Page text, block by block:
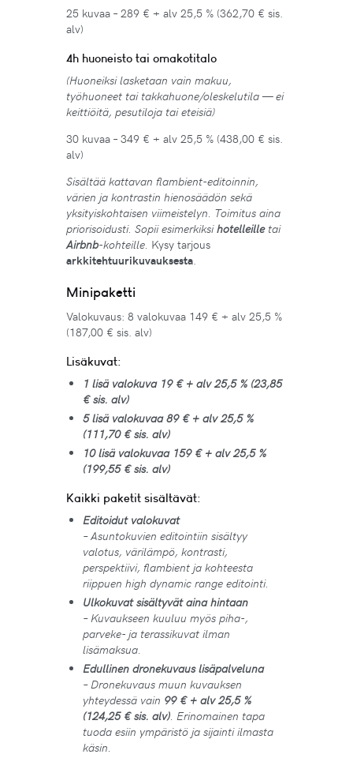
25 kuvaa – 289 € + alv 25,5 % (362,70 € sis.
alv)
4h huoneisto tai omakotitalo
(Huoneiksi lasketaan vain makuu,
työhuoneet tai takkahuone/oleskelutila — ei
keittiöitä, pesutiloja tai eteisiä)
30 kuvaa – 349 € + alv 25,5 % (438,00 € sis.
alv)
Sisältää kattavan flambient-editoinnin,
värien ja kontrastin hienosäädön sekä
yksityiskohtaisen viimeistelyn. Toimitus aina
priorisoidusti. Sopii esimerkiksihotelleilletai
Airbnb-kohteille. Kysy tarjous
arkkitehtuurikuvauksesta.
Minipaketti
Valokuvaus: 8 valokuvaa 149 € + alv 25,5 %
(187,00 € sis. alv)
Lisäkuvat:
1 lisä valokuva 19 € + alv 25,5 % (23,85
€ sis. alv)
5 lisä valokuvaa 89 € + alv 25,5 %
(111,70 € sis. alv)
10 lisä valokuvaa 159 € + alv 25,5 %
(199,55 € sis. alv)
Kaikki paketit sisältävät:
Editoidut valokuvat
– Asuntokuvien editointiin sisältyy
valotus, värilämpö, kontrasti,
perspektiivi, flambient ja kohteesta
riippuen high dynamic range editointi.
Ulkokuvat sisältyvät aina hintaan
– Kuvaukseen kuuluu myös piha-,
parveke- ja terassikuvat ilman
lisämaksua.
Edullinen dronekuvaus lisäpalveluna
– Dronekuvaus muun kuvauksen
yhteydessä vain 99 € + alv 25,5 %
(124,25 € sis. alv). Erinomainen tapa
tuoda esiin ympäristö ja sijainti ilmasta
käsin.